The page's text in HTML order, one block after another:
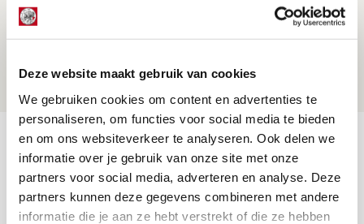
Deze website maakt gebruik van cookies
We gebruiken cookies om content en advertenties te
personaliseren, om functies voor social media te bieden
en om ons websiteverkeer te analyseren. Ook delen we
informatie over je gebruik van onze site met onze
partners voor social media, adverteren en analyse. Deze
partners kunnen deze gegevens combineren met andere
informatie die je aan ze hebt verstrekt of die ze hebben
Word ballenjongen of -meid bij Jong
Ajax - Helmond Sport!
06 AUGUSTUS 2026 - 13:13
Reis jij als mascotte mee naar uitduel
met Telstar?
06 AUGUSTUS 2026 - 13:04
PRIJSVRAAG